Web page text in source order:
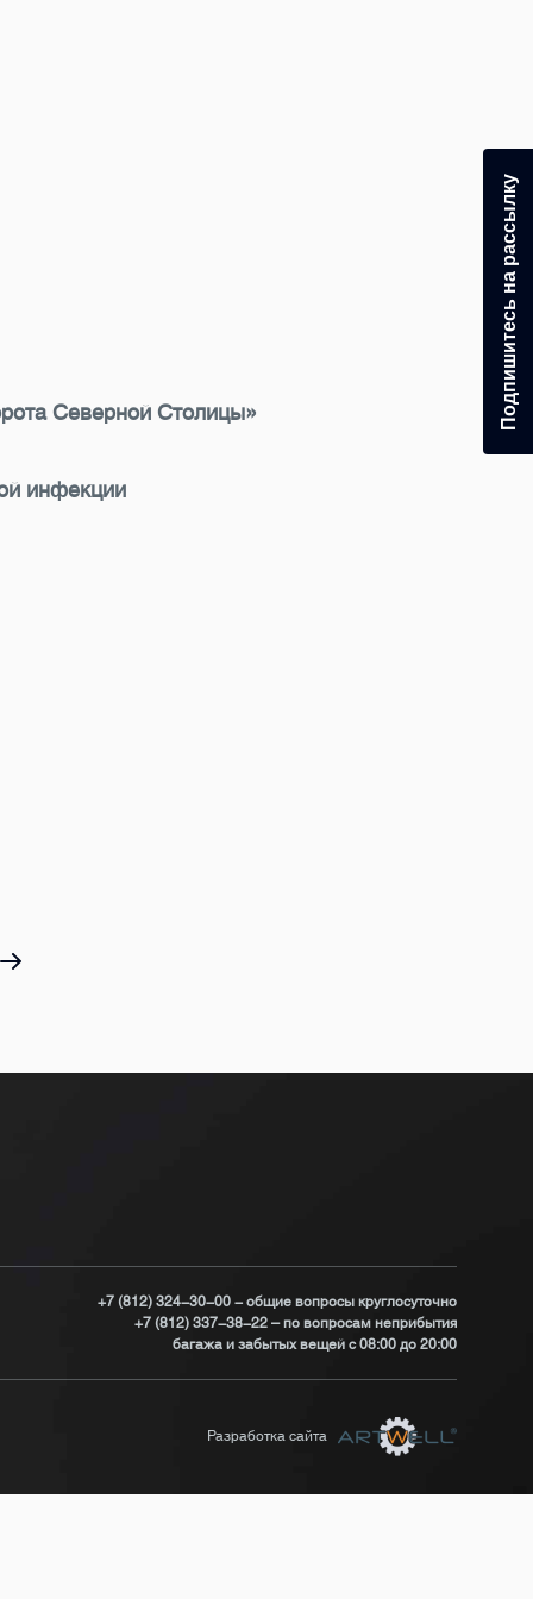
Северной Столицы»
инфекции
+7 (812) 324-30-00 - общие вопросы круглосуточно
+7 (812) 337-38-22 – по вопросам неприбытия
багажа и забытых вещей с 08:00 до 20:00
Разработка сайта
Подпишитесь на рассылку